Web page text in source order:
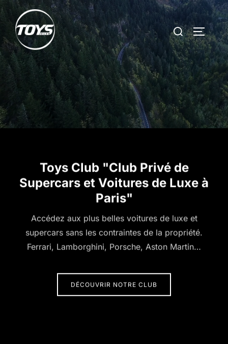
Aller
au
contenu
Rechercher :
Toys Club "Club Privé de
Supercars et Voitures de Luxe à
Paris"
Accédez aux plus belles voitures de luxe et
supercars sans les contraintes de la propriété.
Ferrari, Lamborghini, Porsche, Aston Martin…
DÉCOUVRIR NOTRE CLUB